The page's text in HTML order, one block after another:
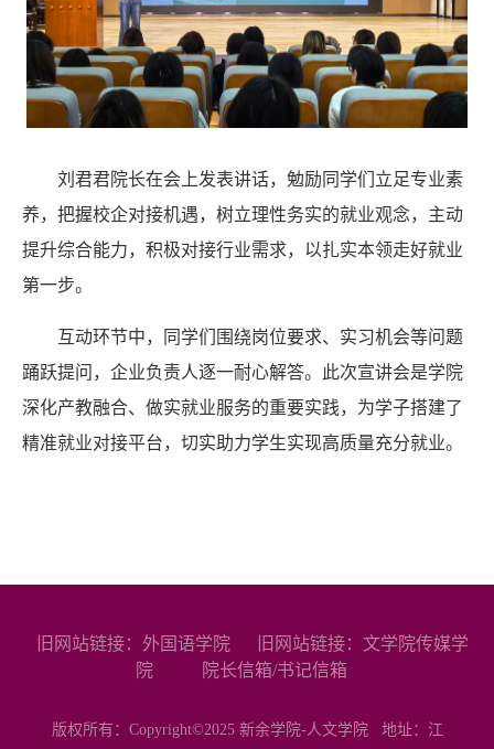
刘君君院长在会上发表讲话，勉励同学们立足专业素
养，把握校企对接机遇，树立理性务实的就业观念，主动
提升综合能力，积极对接行业需求，以扎实本领走好就业
第一步。
互动环节中，同学们围绕岗位要求、实习机会等问题
踊跃提问，企业负责人逐一耐心解答。此次宣讲会是学院
深化产教融合、做实就业服务的重要实践，为学子搭建了
精准就业对接平台，切实助力学生实现高质量充分就业。
旧网站链接：外国语学院
旧网站链接：文学院传媒学
院
院长信箱/书记信箱
版权所有：Copyright©2025 新余学院-人文学院 地址：江